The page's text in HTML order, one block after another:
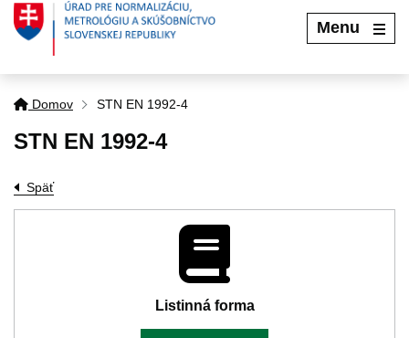
Menu
Domov STN EN 1992-4
STN EN 1992-4
Späť
Listinná forma